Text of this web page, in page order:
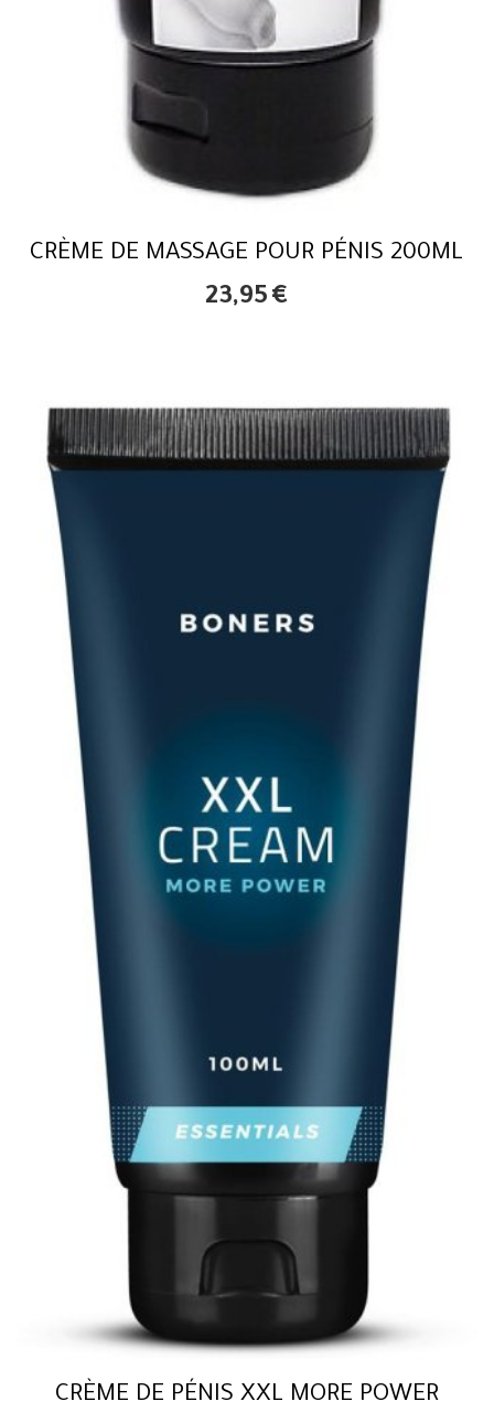
CRÈME DE MASSAGE POUR PÉNIS 200ML
23,95 €
CRÈME DE PÉNIS XXL MORE POWER